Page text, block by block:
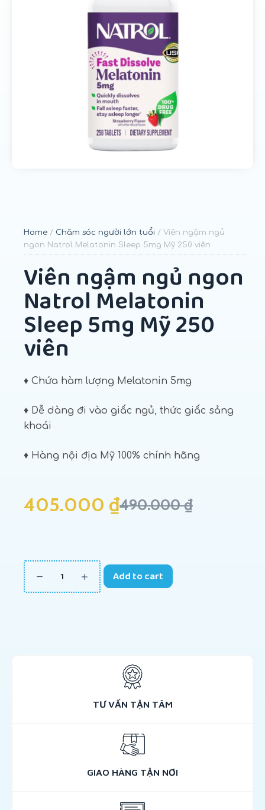
Home / Chăm sóc người lớn tuổi / Viên ngậm ngủ
ngon Natrol Melatonin Sleep 5mg Mỹ 250 viên
Viên ngậm ngủ ngon
Natrol Melatonin
Sleep 5mg Mỹ 250
viên
♦ Chứa hàm lượng Melatonin 5mg
♦ Dễ dàng đi vào giấc ngủ, thức giấc sảng
khoái
♦ Hàng nội địa Mỹ 100% chính hãng
490.000₫
405.000 ₫
Add to cart
TƯ VẤN TẬN TÂM
GIAO HÀNG TẬN NƠI